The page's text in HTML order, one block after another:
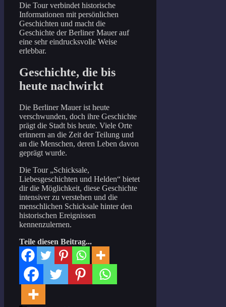
Die Tour verbindet historische
Informationen mit persönlichen
Geschichten und macht die
Geschichte der Berliner Mauer auf
eine sehr eindrucksvolle Weise
erlebbar.
Geschichte, die bis
heute nachwirkt
Die Berliner Mauer ist heute
verschwunden, doch ihre Geschichte
prägt die Stadt bis heute. Viele Orte
erinnern an die Zeit der Teilung und
an die Menschen, deren Leben davon
geprägt wurde.
Die Tour „Schicksale,
Liebesgeschichten und Helden“ bietet
dir die Möglichkeit, diese Geschichte
intensiver zu verstehen und die
menschlichen Schicksale hinter den
historischen Ereignissen
kennenzulernen.
Teile diesen Beitrag...